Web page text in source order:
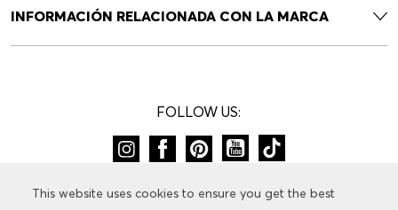
This website uses cookies to ensure you get the best
This website uses cookies to ensure you get the best
INFORMACIÓN RELACIONADA CON LA MARCA
FOLLOW US:
CAMBIAR DE PAÍS: